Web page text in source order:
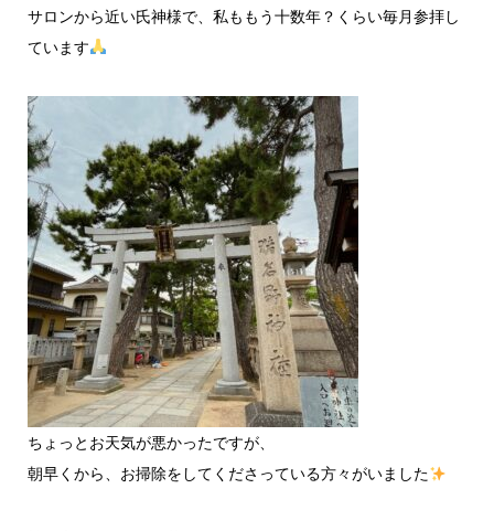
サロンから近い氏神様で、私ももう十数年？くらい毎月参拝し
ています
ちょっとお天気が悪かったですが、
朝早くから、お掃除をしてくださっている方々がいました